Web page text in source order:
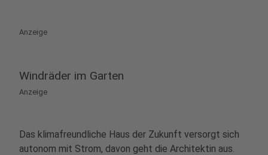
Anzeige
Windräder im Garten
Anzeige
Das klimafreundliche Haus der Zukunft versorgt sich
autonom mit Strom, davon geht die Architektin aus.